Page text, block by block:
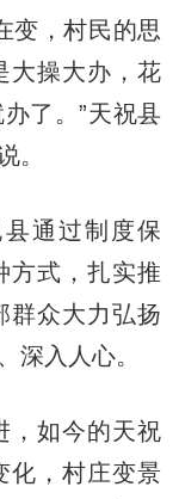
，村民的思
大操大办，花
了。”天祝县
。
通过制度保
方式，扎实推
群众大力弘扬
深入人心。
如今的天祝
化，村庄变景